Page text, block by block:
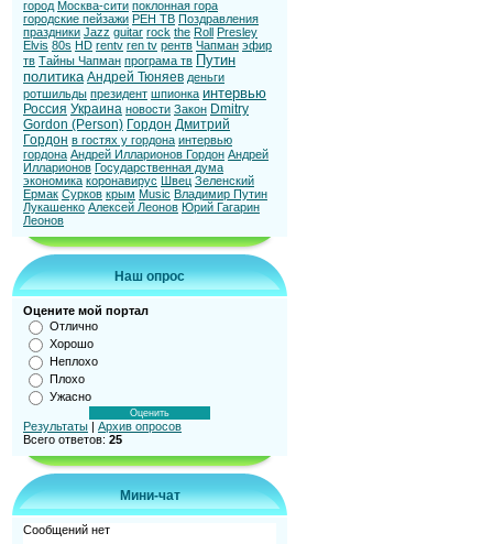
город Москва-сити поклонная гора
городские пейзажи РЕН ТВ Поздравления
праздники Jazz guitar rock the Roll Presley
Elvis 80s HD rentv ren tv рентв Чапман эфир
тв Тайны Чапман програма тв Путин
политика Андрей Тюняев деньги
ротшильды президент шпионка интервью
Россия Украина новости Закон Dmitry
Gordon (Person) Гордон Дмитрий
Гордон в гостях у гордона интервью
гордона Андрей Илларионов Гордон Андрей
Илларионов Государственная дума
экономика коронавирус Швец Зеленский
Ермак Сурков крым Music Владимир Путин
Лукашенко Алексей Леонов Юрий Гагарин
Леонов
Наш опрос
Оцените мой портал
Отлично
Хорошо
Неплохо
Плохо
Ужасно
Результаты | Архив опросов
Всего ответов: 25
Мини-чат